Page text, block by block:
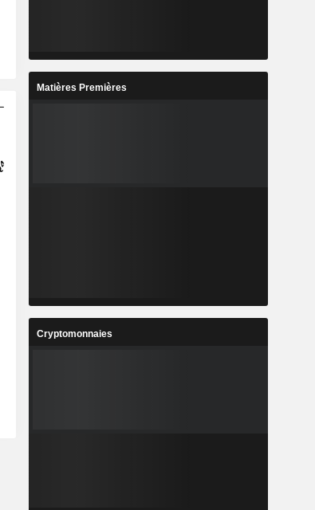
23,58%
200 093
Matières Premières
Cryptomonnaies